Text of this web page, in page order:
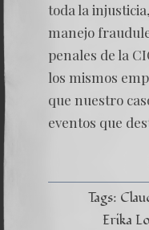
toda la
manejo
penales de la
los mismos
que nuestro
eventos que
Tags:
Erika